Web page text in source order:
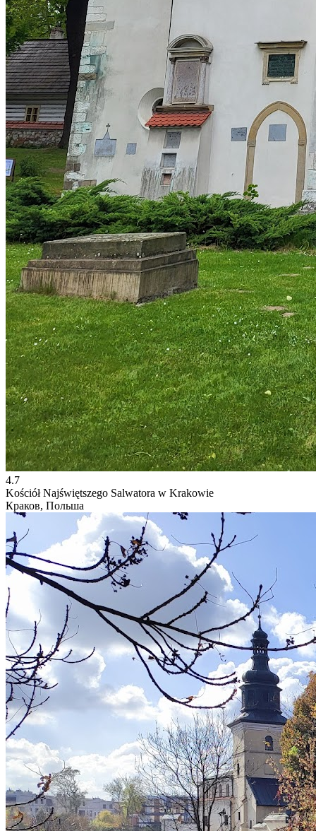
4.7
Kościół Najświętszego Salwatora w Krakowie
Краков, Польша